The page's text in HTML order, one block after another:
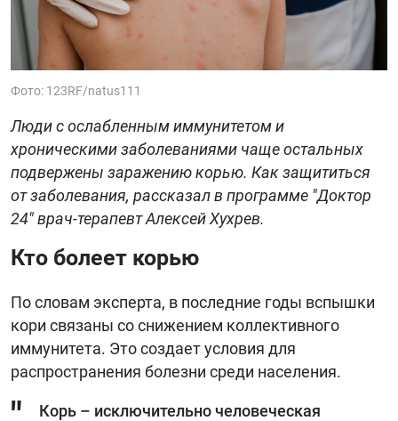
Фото: 123RF/natus111
Люди с ослабленным иммунитетом и
хроническими заболеваниями чаще остальных
подвержены заражению корью. Как защититься
от заболевания, рассказал в программе "Доктор
24" врач-терапевт Алексей Хухрев.
Кто болеет корью
По словам эксперта, в последние годы вспышки
кори связаны со снижением коллективного
иммунитета. Это создает условия для
распространения болезни среди населения.
Корь – исключительно человеческая